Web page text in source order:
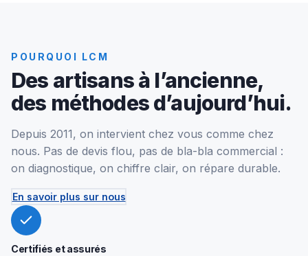
POURQUOI LCM
Des artisans à l’ancienne,
des méthodes d’aujourd’hui.
Depuis 2011, on intervient chez vous comme chez
nous. Pas de devis flou, pas de bla-bla commercial :
on diagnostique, on chiffre clair, on répare durable.
En savoir plus sur nous
Certifiés et assurés